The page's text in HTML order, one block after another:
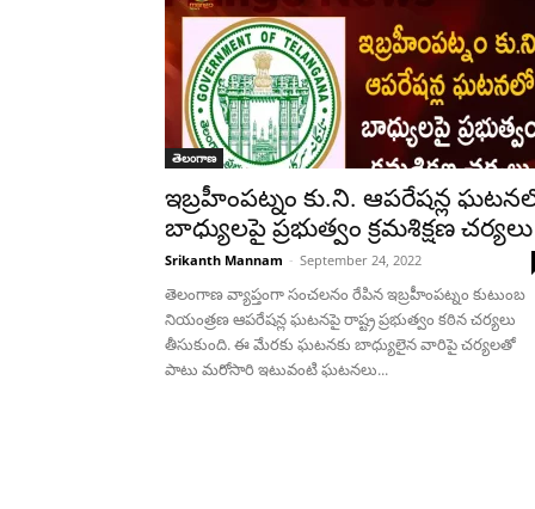
తెలంగాణ
ఇబ్రహీంపట్నం కు.ని. ఆపరేషన్ల
బాధ్యులపై ప్రభుత్వం క్రమశిక్షణ చర్యలు
Srikanth Mannam - September 24, 2022
తెలంగాణ వ్యాప్తంగా సంచలనం రేపిన ఇబ్రహీంపట్నం కుటుంబ
నియంత్రణ ఆపరేషన్ల ఘటనపై రాష్ట్ర ప్రభుత్వం కఠిన చర్యలు
తీసుకుంది. ఈ మేరకు ఘటనకు బాధ్యులైన వారిపై చర్యలతో
పాటు మరోసారి ఇటువంటి ఘటనలు...